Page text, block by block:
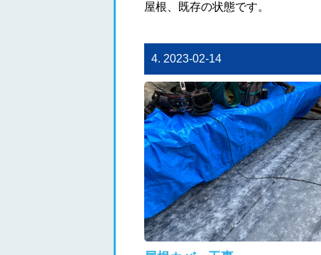
屋根、既存の状態です。
4. 2023-02-14